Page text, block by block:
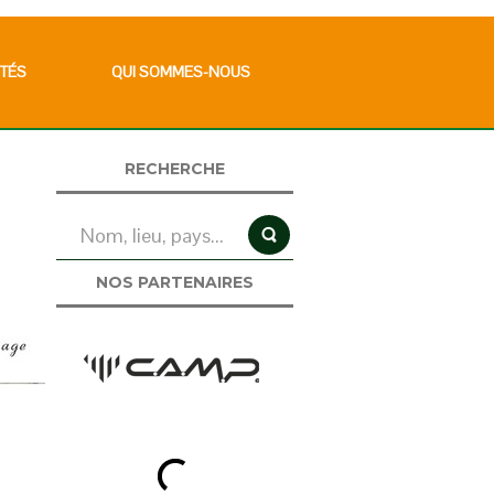
QUI SOMMES-NOUS
RECHERCHE
NOS PARTENAIRES